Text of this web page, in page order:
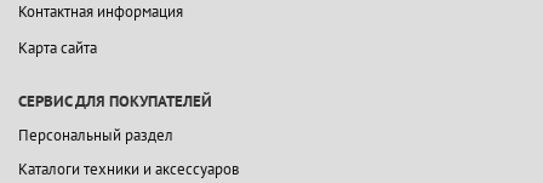
Контактная информация
Карта сайта
СЕРВИС ДЛЯ ПОКУПАТЕЛЕЙ
Персональный раздел
Каталоги техники и аксессуаров